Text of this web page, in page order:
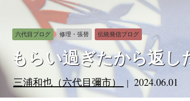
六代目ブログ 修理・張替 伝統発信ブログ
もらい過ぎたから返
三浦和也（六代目彌市） ｜ 2024.06.01